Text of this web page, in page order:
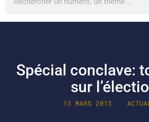
Spécial conclave:
sur
13 MARS 2013